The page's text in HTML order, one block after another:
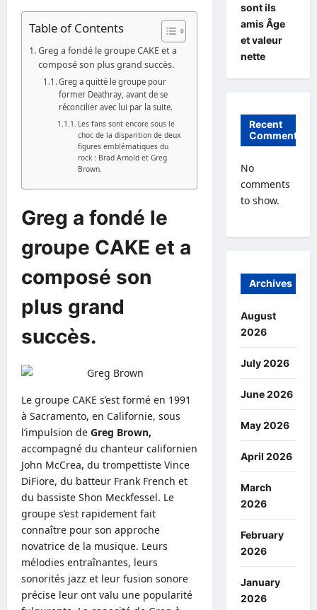
Table of Contents
Greg a fondé le groupe CAKE et a
composé son plus grand succès.
Greg a quitté le groupe pour
former Deathray, avant de se
réconcilier avec lui par la suite.
Les fans sont encore sous le
choc de la disparition de deux
figures emblématiques du
rock : Brad Arnold et Greg
Brown.
Greg a fondé le
groupe CAKE et a
composé son
plus grand
succès.
Le groupe CAKE s’est formé en 1991
à Sacramento, en Californie, sous
l’impulsion de Greg Brown,
accompagné du chanteur californien
John McCrea, du trompettiste Vince
DiFiore, du batteur Frank French et
du bassiste Shon Meckfessel. Le
groupe s’est rapidement fait
connaître pour son approche
novatrice de la musique. Leurs
mélodies entraînantes, leurs
sonorités jazz et leur fusion sonore
précise leur ont valu une popularité
sont ils
amis Âge
et valeur
nette
Recent
Comments
No
comments
to show.
Archives
August
2026
July 2026
June 2026
May 2026
April 2026
March
2026
February
2026
January
2026